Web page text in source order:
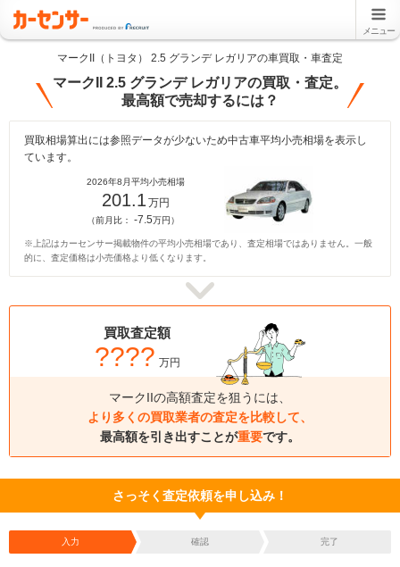
メニュー
マークII（トヨタ） 2.5 グランデ レガリアの車買取・車査定
マークII 2.5 グランデ レガリアの買取・査定。
最高額で売却するには？
買取相場算出には参照データが少ないため中古車平均小売相場を表示し
ています。
2026年8月平均小売相場
201.1 万円
（前月比： -7.5万円）
※上記はカーセンサー掲載物件の平均小売相場であり、査定相場ではありません。一般
的に、査定価格は小売価格より低くなります。
買取査定額
???? 万円
マークIIの高額査定を狙うには、
より多くの買取業者の査定を比較して、
最高額を引き出すことが重要です。
さっそく査定依頼を申し込み！
入力 確認 完了